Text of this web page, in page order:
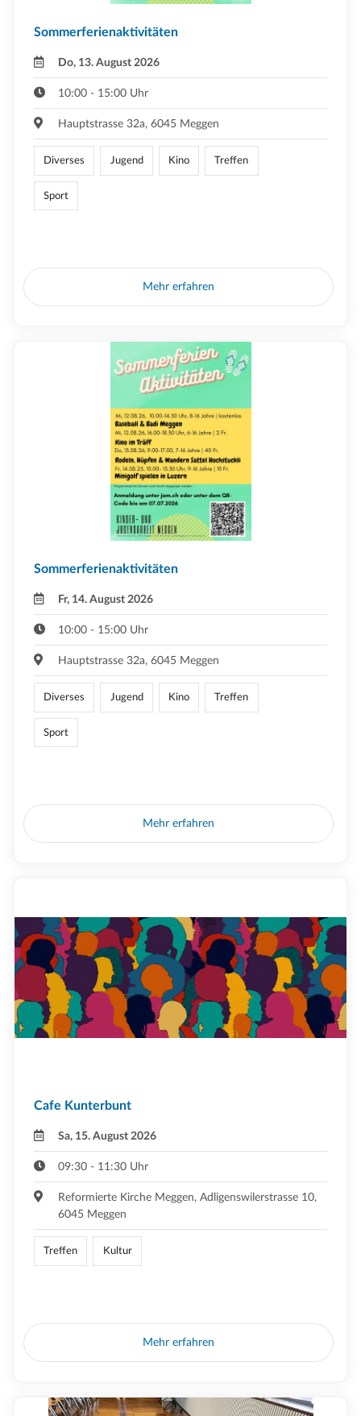
Sommerferienaktivitäten
Do, 13. August 2026
10:00 - 15:00 Uhr
Hauptstrasse 32a, 6045 Meggen
Diverses Jugend Kino Treffen
Sport
Mehr erfahren
Sommerferienaktivitäten
Fr, 14. August 2026
10:00 - 15:00 Uhr
Hauptstrasse 32a, 6045 Meggen
Diverses Jugend Kino Treffen
Sport
Mehr erfahren
Cafe Kunterbunt
Sa, 15. August 2026
09:30 - 11:30 Uhr
Reformierte Kirche Meggen, Adligenswilerstrasse 10,
6045 Meggen
Treffen Kultur
Mehr erfahren